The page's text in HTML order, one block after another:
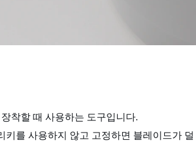
착할 때 사용하는 도구입니다.
키를 사용하지 않고 고정하면 블레이드가